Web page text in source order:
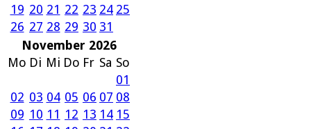
19 20 21 22 23 24 25
26 27 28 29 30 31
November 2026
Mo Di Mi Do Fr Sa So
01
02 03 04 05 06 07 08
09 10 11 12 13 14 15